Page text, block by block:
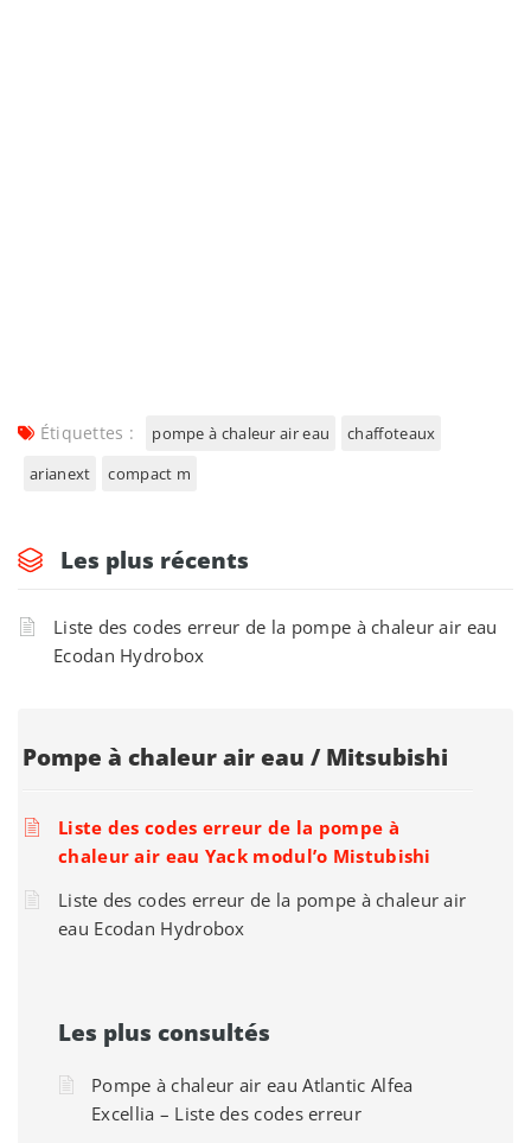
Étiquettes : pompe à chaleur air eau
chaffoteaux
arianext
compact m
Les plus récents
Liste des codes erreur de la pompe à chaleur air eau
Ecodan Hydrobox
Pompe à chaleur air eau / Mitsubishi
Liste des codes erreur de la pompe à
chaleur air eau Yack modul’o Mistubishi
Liste des codes erreur de la pompe à chaleur air
eau Ecodan Hydrobox
Les plus consultés
Pompe à chaleur air eau Atlantic Alfea
Excellia – Liste des codes erreur